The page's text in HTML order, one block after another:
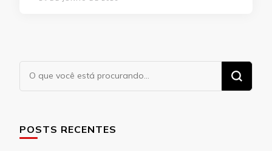
Procurando
algo?
POSTS RECENTES